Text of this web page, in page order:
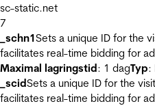
sc-static.net
7
_schn1Sets a unique ID for the
facilitates real-time bidding for
Maximal lagringstid: 1 dagTyp:
_scidSets a unique ID for the
facilitates real-time bidding for